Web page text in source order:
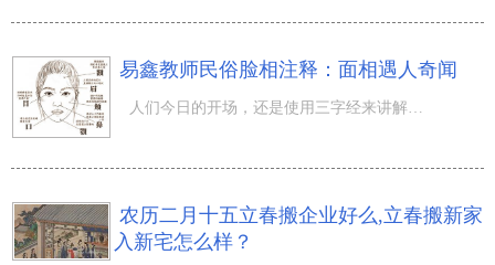
易鑫教师民俗脸相注释：面相遇人奇闻
人们今日的开场，还是使用三字经来讲解脸相。(昔孟母，择邻处。窦燕山，有义方，教五子，名俱扬)。易鑫教师
农历二月十五立春搬企业好么,立春搬新家
入新宅怎么样？